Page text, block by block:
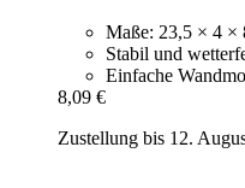
Maße: 23,5 × 4 ×
Stabil und
Einfache
8,09 €
Zustellung bis 12.